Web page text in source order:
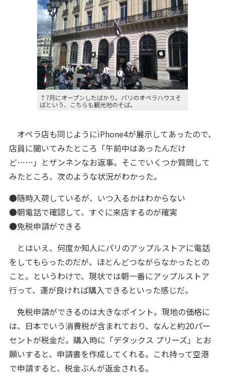
↑7月にオープンしたばかり。パリのオペラハウスそ
ばという、こちらも観光地のそば。
オペラ店も同じようにiPhone4が展示してあったので、
店員に聞いてみたところ「午前中はあったんだけ
ど……」とザンネンなお返事。そこでいくつか質問して
みたところ、次のような状況がわかった。
●随時入荷しているが、いつ入るかはわからない
●朝電話で確認して、すぐに来店するのが確実
●免税申請ができる
とはいえ、何度か知人にパリのアップルストアに電話
をしてもらったのだが、ほとんどつながらなかったとの
こと。というわけで、現状では朝一番にアップルストア
行って、運が良ければ購入できるといった感じだ。
免税申請ができるのは大きなポイント。現地の価格に
は、日本でいう消費税が含まれており、なんと約20パー
セントが税金だ。購入時に「デタックス プリーズ」とお
願いすると、申請書を作成してくれる。これ持って空港
で申請すると、税金ぶんが返金される。